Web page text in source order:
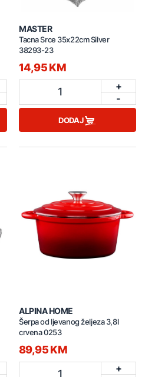
MASTER
Tacna Srce 35x22cm Silver
38293-23
14,95 KM
1
+
-
DODAJ
ALPINA HOME
Šerpa od ljevanog željeza 3,8l
crvena 0253
89,95 KM
1
+